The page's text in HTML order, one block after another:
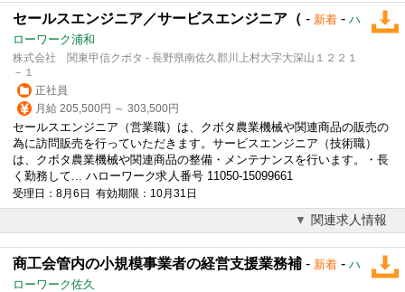
セールスエンジニア／サービスエンジニア（ - 新着 - ハ
ローワーク浦和
株式会社 関東甲信クボタ - 長野県南佐久郡川上村大字大深山１２２１
－１
正社員
月給 205,500円 ～ 303,500円
セールスエンジニア（営業職）は、クボタ農業機械や関連商品の販売の
為に訪問販売を行っていただきます。サービスエンジニア（技術職）
は、クボタ農業機械や関連商品の整備・メンテナンスを行います。・長
く勤務して... ハローワーク求人番号 11050-15099661
受理日：8月6日 有効期限：10月31日
関連求人情報
商工会管内の小規模事業者の経営支援業務補 - 新着 - ハ
ローワーク佐久